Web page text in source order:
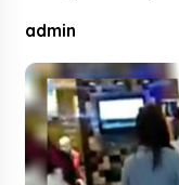
admin